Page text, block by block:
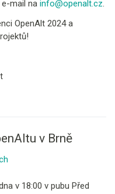
mail na info@openalt.cz.
OpenAlt 2024 a
v Brně
v 18:00 v pubu Před